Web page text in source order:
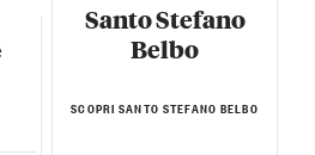
Santo Stefano
Belbo
SCOPRI SANTO STEFANO BELBO